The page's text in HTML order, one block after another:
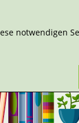
notwendigen